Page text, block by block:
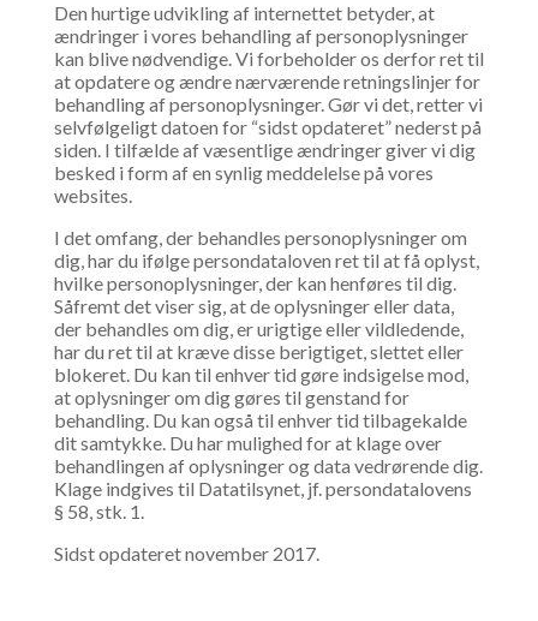
Den hurtige udvikling af internettet betyder, at
ændringer i vores behandling af personoplysninger
kan blive nødvendige. Vi forbeholder os derfor ret til
at opdatere og ændre nærværende retningslinjer for
behandling af personoplysninger. Gør vi det, retter vi
selvfølgeligt datoen for “sidst opdateret” nederst på
siden. I tilfælde af væsentlige ændringer giver vi dig
besked i form af en synlig meddelelse på vores
websites.
I det omfang, der behandles personoplysninger om
dig, har du ifølge persondataloven ret til at få oplyst,
hvilke personoplysninger, der kan henføres til dig.
Såfremt det viser sig, at de oplysninger eller data,
der behandles om dig, er urigtige eller vildledende,
har du ret til at kræve disse berigtiget, slettet eller
blokeret. Du kan til enhver tid gøre indsigelse mod,
at oplysninger om dig gøres til genstand for
behandling. Du kan også til enhver tid tilbagekalde
dit samtykke. Du har mulighed for at klage over
behandlingen af oplysninger og data vedrørende dig.
Klage indgives til Datatilsynet, jf. persondatalovens
§ 58, stk. 1.
Sidst opdateret november 2017.